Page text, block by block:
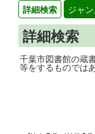
詳細検索 ジャ
詳細検索
千葉市図書
等をするものでは